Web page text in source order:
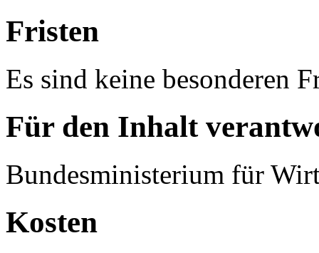
Fristen
Es sind keine besonderen
Für den Inhalt
Bundesministerium für
Kosten